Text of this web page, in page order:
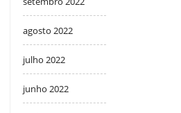
agosto 2022
julho 2022
junho 2022